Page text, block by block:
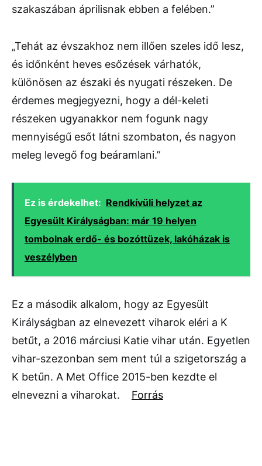
szakaszában áprilisnak ebben a felében.”
„Tehát az évszakhoz nem illően szeles idő lesz,
és időnként heves esőzések várhatók,
különösen az északi és nyugati részeken. De
érdemes megjegyezni, hogy a dél-keleti
részeken ugyanakkor nem fogunk nagy
mennyiségű esőt látni szombaton, és nagyon
meleg levegő fog beáramlani.”
Ez is érdekelhet: Rendkívüli helyzet az
Egyesült Királyságban: már 19 helyen
tombolnak erdő- és bozóttüzek, lakóházak is
veszélyben
Ez a második alkalom, hogy az Egyesült
Királyságban az elnevezett viharok eléri a K
betűt, a 2016 márciusi Katie vihar után. Egyetlen
vihar-szezonban sem ment túl a szigetország a
K betűn. A Met Office 2015-ben kezdte el
elnevezni a viharokat. Forrás